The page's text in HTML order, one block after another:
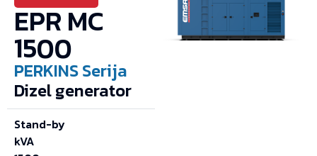
EPR MC
1500
PERKINSSerija
Dizel generator
Stand-by
kVA